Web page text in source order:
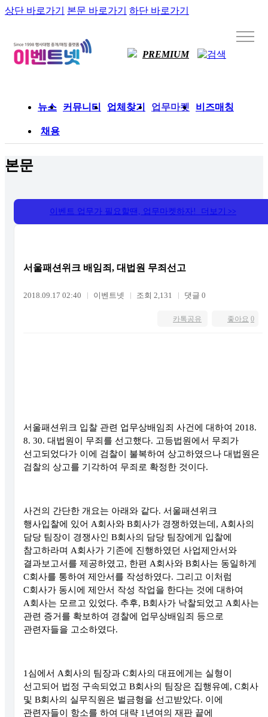
상단 바로가기 본문 바로가기 하단 바로가기
PREMIUM
뉴스 커뮤니티 업체찾기 업무마켓 비즈매칭
채용
본문
이벤트 업무가 필요할땐, 업무마켓하자! 더보기 >>
서울패션위크 배임죄, 대법원 무죄선고
2018.09.17 02:40 이벤트넷 조회 2,131 댓글 0
좋아요 0
카톡공유
서울패션위크 입찰 관련 업무상배임죄 사건에 대하여 2018.
8. 30. 대법원이 무죄를 선고했다. 고등법원에서 무죄가
선고되었다가 이에 검찰이 불복하여 상고하였으나 대법원은
검찰의 상고를 기각하여 무죄로 확정한 것이다.
사건의 간단한 개요는 아래와 같다. 서울패션위크
행사입찰에 있어 A회사와 B회사가 경쟁하였는데 , A회사의
담당 팀장이 경쟁사인 B회사의 담당 팀장에게 입찰에
참고하라며 A회사가 기존에 진행하였던 사업제안서와
결과보고서를 제공하였고, 한편 A회사와 B회사는 동일하게
C회사를 통하여 제안서를 작성하였다. 그리고 이처럼
C회사가 동시에 제안서 작성 작업을 한다는 것에 대하여
A회사는 모르고 있었다. 추후, B회사가 낙찰되었고 A회사는
관련 증거를 확보하여 경찰에 업무상배임죄 등으로
관련자들을 고소하였다.
1심에서 A회사의 팀장과 C회사의 대표에게는 실형이
선고되어 법정 구속되었고 B회사의 팀장은 집행유예 , C회사
및 B회사의 실무직원은 벌금형을 선고받았다. 이에
관련자들이 항소를 하여 대략 1년여의 재판 끝에